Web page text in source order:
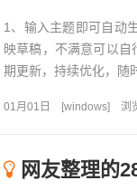
1、输入主题即可自动
映草稿，不满意可以
期更新，持续优化，随
01月01日 [windows] 浏
网友整理的